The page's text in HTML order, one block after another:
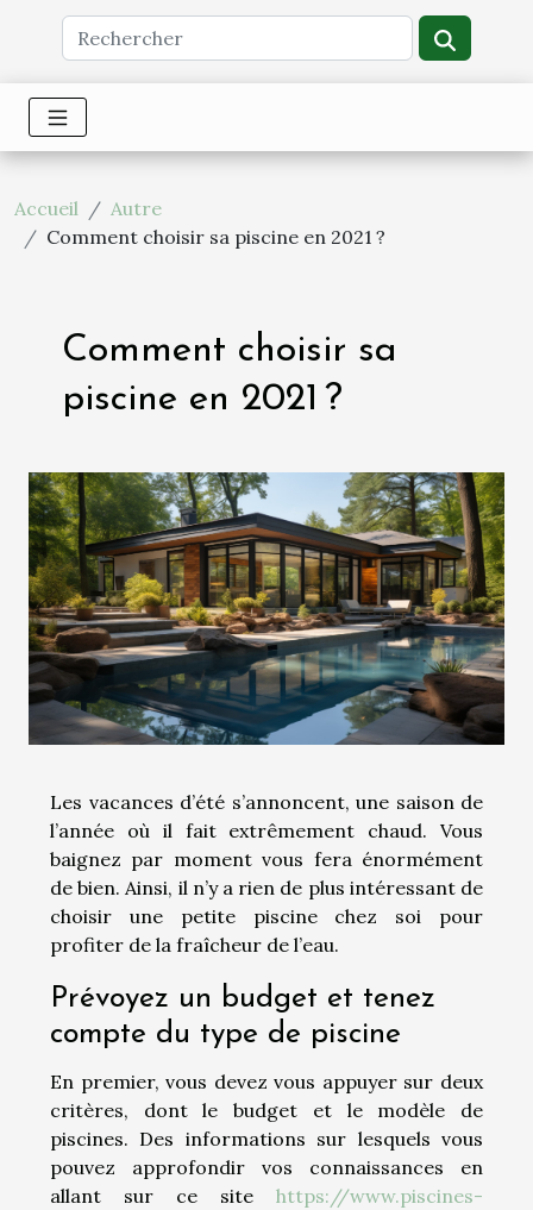
Accueil
Autre
Comment choisir sa piscine en 2021 ?
Comment choisir sa
piscine en 2021 ?
Les vacances d’été s’annoncent, une saison de
l’année où il fait extrêmement chaud. Vous
baignez par moment vous fera énormément
de bien. Ainsi, il n’y a rien de plus intéressant de
choisir une petite piscine chez soi pour
profiter de la fraîcheur de l’eau.
Prévoyez un budget et tenez
compte du type de piscine
En premier, vous devez vous appuyer sur deux
critères, dont le budget et le modèle de
piscines. Des informations sur lesquels vous
pouvez approfondir vos connaissances en
allant sur ce site https://www.piscines-